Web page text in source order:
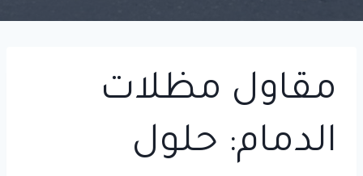
مقاول مظلات
الدمام: حلول